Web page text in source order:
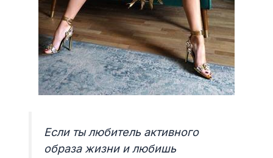
Если ты любитель активного
образа жизни и любишь